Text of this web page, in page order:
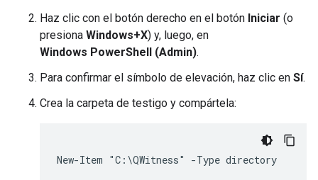
Haz clic con el botón derecho en el botón Iniciar (o
presiona Windows+X) y, luego, en
Windows PowerShell (Admin).
Para confirmar el símbolo de elevación, haz clic en Sí.
Crea la carpeta de testigo y compártela:
New-Item "C:\QWitness" -Type directory